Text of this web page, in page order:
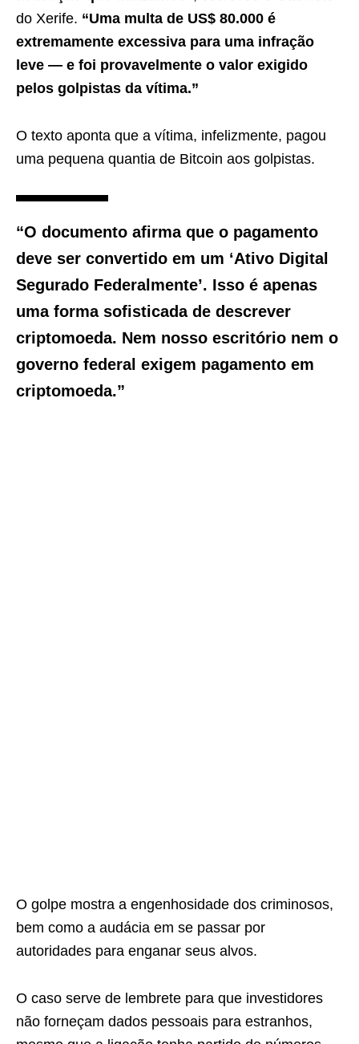
do Xerife. “Uma multa de US$ 80.000 é
extremamente excessiva para uma infração
leve — e foi provavelmente o valor exigido
pelos golpistas da vítima.”
O texto aponta que a vítima, infelizmente, pagou
uma pequena quantia de Bitcoin aos golpistas.
“O documento afirma que o pagamento
deve ser convertido em um ‘Ativo Digital
Segurado Federalmente’. Isso é apenas
uma forma sofisticada de descrever
criptomoeda. Nem nosso escritório nem o
governo federal exigem pagamento em
criptomoeda.”
O golpe mostra a engenhosidade dos criminosos,
bem como a audácia em se passar por
autoridades para enganar seus alvos.
O caso serve de lembrete para que investidores
não forneçam dados pessoais para estranhos,